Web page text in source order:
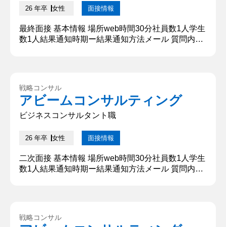
26 年卒 女性 面接情報
最終面接 基本情報 場所web時間30分社員数1人学生
数1人結果通知時期ー結果通知方法メール 質問内
マネジメント能力が求められ、職種として最も惹か
れています。他社と比較して、貴社の人を育てるこ
とを大切にする姿に、...
戦略コンサル
アビームコンサルティング
ビジネスコンサルタント職
26 年卒 女性 面接情報
二次面接 基本情報 場所web時間30分社員数1人学生
数1人結果通知時期ー結果通知方法メール 質問内
から大学対抗全国大会に出場することと、ライバル
戦略コンサル